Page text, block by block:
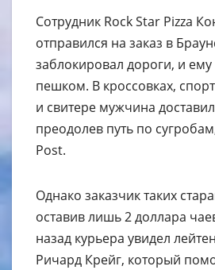
Сотрудник Rock Star Pizza
отправился на заказ в
заблокировал дороги, и
пешком. В кроссовках,
и свитере мужчина
преодолев путь по
Post.
Однако заказчик таких
оставив лишь 2 доллара
назад курьера увидел
Ричард Крейг, который